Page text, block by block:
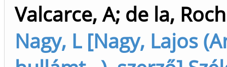
Valcarce, A; de la,
Nagy, L [Nagy, Lajos